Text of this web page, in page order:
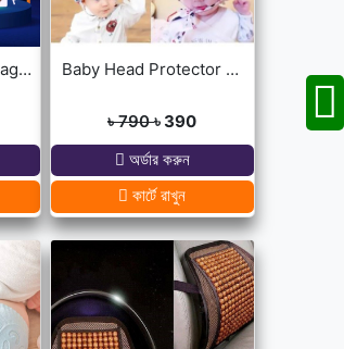
3pcs Discount Package (Dua Door Bell, Islamic Calling Bell, Plug In Quran) Baby Head Protector Cap Child Walking Safety
৳ 790৳ 390
অর্ডার করুন
কার্টে রাখুন